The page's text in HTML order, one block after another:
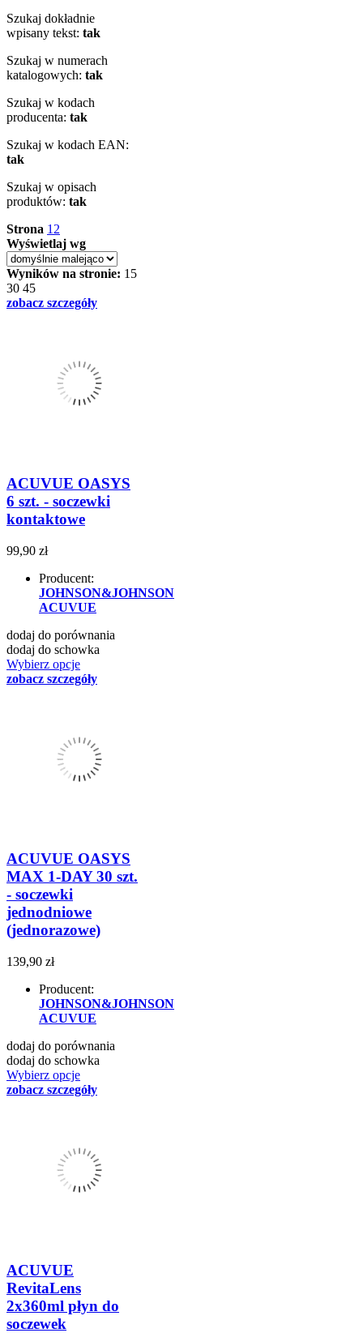
Szukaj dokładnie
wpisany tekst: tak
Szukaj w numerach
katalogowych: tak
Szukaj w kodach
producenta: tak
Szukaj w kodach EAN:
tak
Szukaj w opisach
produktów: tak
Strona 1 2
Wyświetlaj wg
Wyników na stronie: 15
30 45
zobacz szczegóły
ACUVUE OASYS
6 szt. - soczewki
kontaktowe
99,90 zł
Producent:
JOHNSON&JOHNSON
ACUVUE
dodaj do porównania
dodaj do schowka
Wybierz opcje
zobacz szczegóły
ACUVUE OASYS
MAX 1-DAY 30 szt.
- soczewki
jednodniowe
(jednorazowe)
139,90 zł
Producent:
JOHNSON&JOHNSON
ACUVUE
dodaj do porównania
dodaj do schowka
Wybierz opcje
zobacz szczegóły
ACUVUE
RevitaLens
2x360ml płyn do
soczewek